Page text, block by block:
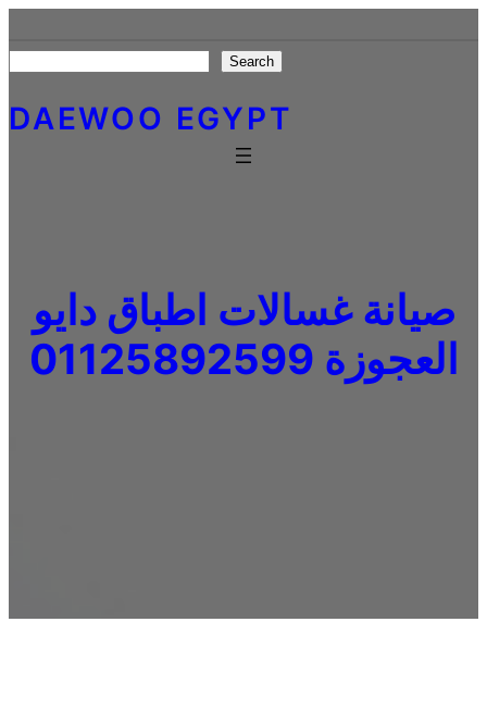
to
content
Search
DAEWOO EGYPT
صيانة غسالات اطباق دايو
العجوزة 01125892599